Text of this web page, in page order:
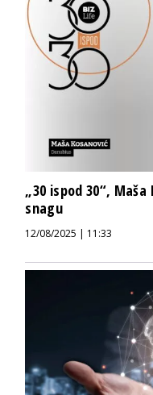
„30 ispod 30“,
snagu
12/08/2025 | 11:33